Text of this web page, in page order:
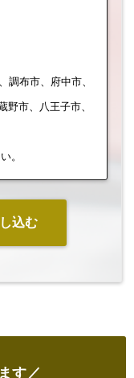
調布市、府中市、
野市、八王子市、
。
込む
す／